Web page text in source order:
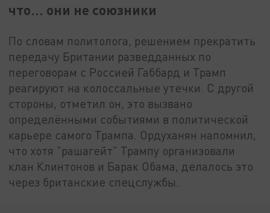
что… они не союзники
По словам политолога, решением прекратить
передачу Британии разведданных по
переговорам с Россией Габбард и Трамп
реагируют на колоссальные утечки. С другой
стороны, отметил он, это вызвано
определёнными событиями в политической
карьере самого Трампа. Ордуханян напомнил,
что хотя "рашагейт" Трампу организовали
клан Клинтонов и Барак Обама, делалось это
через британские спецслужбы.